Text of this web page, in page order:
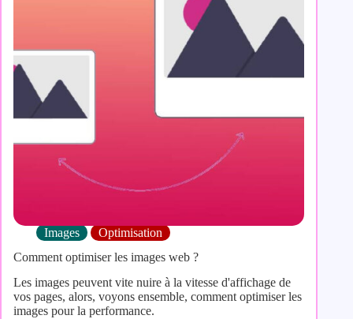
Images
Optimisation
Comment optimiser les images web ?
Les images peuvent vite nuire à la vitesse d'affichage de
vos pages, alors, voyons ensemble, comment optimiser les
images pour la performance.